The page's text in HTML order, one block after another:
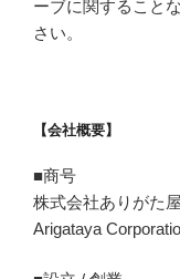
ーブに関すること
さい。
【会社概要】
■商号
株式会社ありがた屋
Arigataya